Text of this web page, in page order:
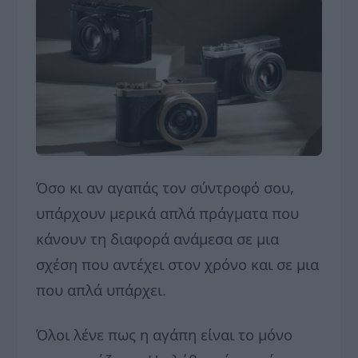
Όσο κι αν αγαπάς τον σύντροφό σου,
υπάρχουν μερικά απλά πράγματα που
κάνουν τη διαφορά ανάμεσα σε μια
σχέση που αντέχει στον χρόνο και σε μια
που απλά υπάρχει.
Όλοι λένε πως η αγάπη είναι το μόνο